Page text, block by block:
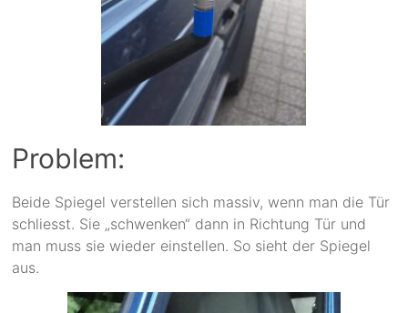
Problem:
Beide Spiegel verstellen sich massiv, wenn man die Tür
schliesst. Sie „schwenken“ dann in Richtung Tür und
man muss sie wieder einstellen. So sieht der Spiegel
aus.